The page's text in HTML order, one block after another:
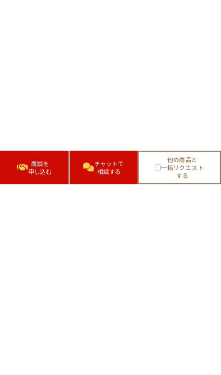
商談を
申し込む
チャットで
相談する
他の商品と
一括リクエスト
する